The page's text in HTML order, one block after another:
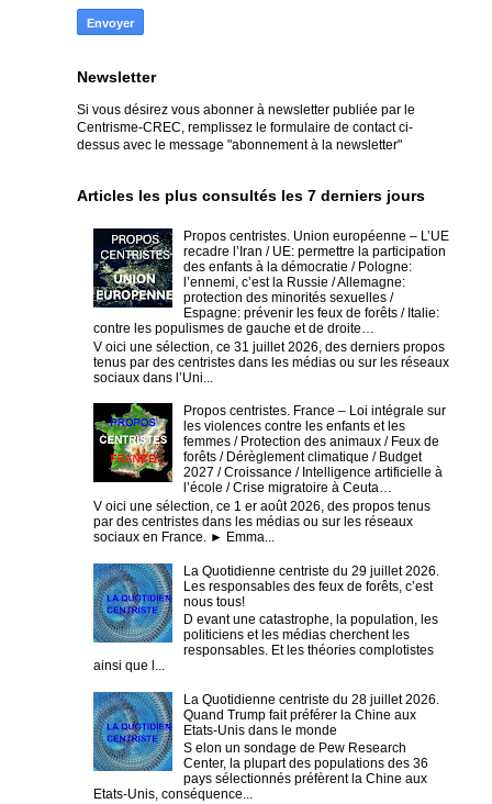
Newsletter
Si vous désirez vous abonner à newsletter publiée par le
Centrisme-CREC, remplissez le formulaire de contact ci-
dessus avec le message "abonnement à la newsletter"
Articles les plus consultés les 7 derniers jours
Propos centristes. Union européenne – L’UE
recadre l’Iran / UE: permettre la participation
des enfants à la démocratie / Pologne:
l’ennemi, c’est la Russie / Allemagne:
protection des minorités sexuelles /
Espagne: prévenir les feux de forêts / Italie:
contre les populismes de gauche et de droite…
V oici une sélection, ce 31 juillet 2026, des derniers propos
tenus par des centristes dans les médias ou sur les réseaux
sociaux dans l’Uni...
Propos centristes. France – Loi intégrale sur
les violences contre les enfants et les
femmes / Protection des animaux / Feux de
forêts / Dérèglement climatique / Budget
2027 / Croissance / Intelligence artificielle à
l’école / Crise migratoire à Ceuta…
V oici une sélection, ce 1 er août 2026, des propos tenus
par des centristes dans les médias ou sur les réseaux
sociaux en France. ► Emma...
La Quotidienne centriste du 29 juillet 2026.
Les responsables des feux de forêts, c’est
nous tous!
D evant une catastrophe, la population, les
politiciens et les médias cherchent les
responsables. Et les théories complotistes
ainsi que l...
La Quotidienne centriste du 28 juillet 2026.
Quand Trump fait préférer la Chine aux
Etats-Unis dans le monde
S elon un sondage de Pew Research
Center, la plupart des populations des 36
pays sélectionnés préfèrent la Chine aux
Etats-Unis, conséquence...